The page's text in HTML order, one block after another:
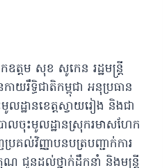
ត្តម សុខ សូកេន រដ្ឋមន្ត្រី
យរឹទ្ធិជាតិកម្ពុជា អនុប្រធាន
មូលដ្ឋានខេត្តស្វាយរៀង និងជា
ភិបាលចុះមូលដ្ឋានស្រុករមាសហែក
គល់វិញ្ញាបនបត្របញ្ជាក់ការ
ជូនដល់ថ្នាក់ដឹកនាំ និងមន្រ្តី